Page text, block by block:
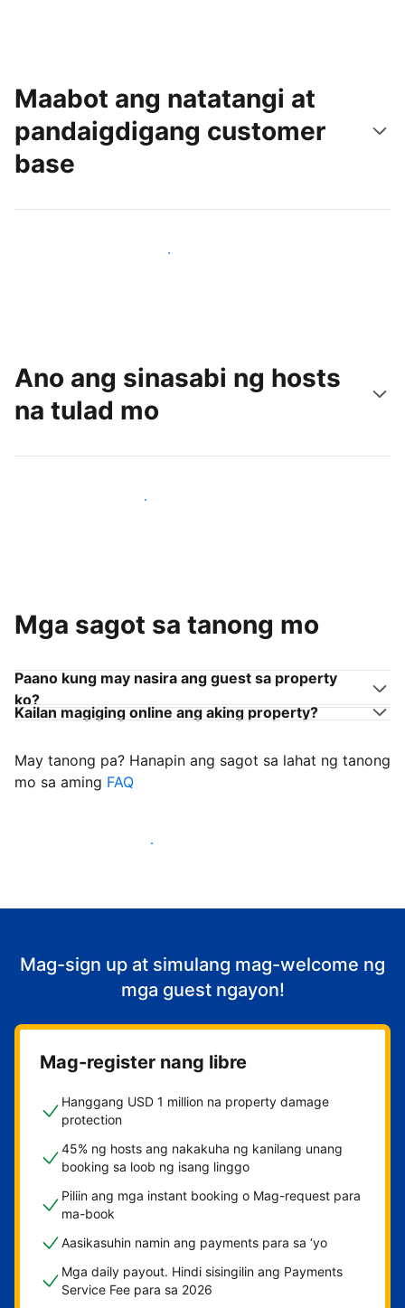
Maabot ang natatangi at
pandaigdigang customer
base
Makaabot ng mga bagong guest ngayon
Ano ang sinasabi ng hosts
na tulad mo
Sumama sa mga host na tulad mo
Mga sagot sa tanong mo
Paano kung may nasira ang guest sa property
ko?
Kailan magiging online ang aking property?
May tanong pa? Hanapin ang sagot sa lahat ng tanong
mo sa aming FAQ
Simulang i-welcome ang mga guest
Mag-sign up at simulang mag-welcome ng
mga guest ngayon!
Mag-register nang libre
Hanggang USD 1 million na property damage
protection
45% ng hosts ang nakakuha ng kanilang unang
booking sa loob ng isang linggo
Piliin ang mga instant booking o Mag-request para
ma-book
Aasikasuhin namin ang payments para sa ‘yo
Mga daily payout. Hindi sisingilin ang Payments
Service Fee para sa 2026